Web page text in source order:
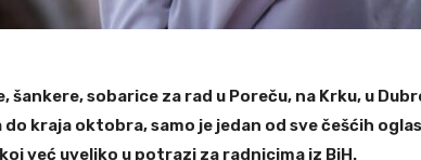
šankere, sobarice za rad u Poreču, na Krku, u
kraja oktobra, samo je jedan od sve češćih
već uveliko u potrazi za radnicima iz BiH.